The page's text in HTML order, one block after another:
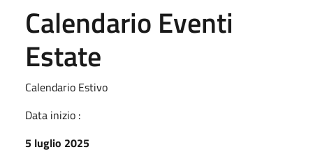
Calendario Eventi
Estate
Calendario Estivo
Data inizio :
5 luglio 2025